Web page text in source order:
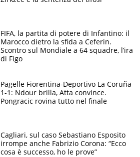
FIFA, la partita di potere di Infantino: il
Marocco dietro la sfida a Ceferin.
Scontro sul Mondiale a 64 squadre, l’ira
di Figo
Pagelle Fiorentina-Deportivo La Coruña
1-1: Ndour brilla, Atta convince.
Pongracic rovina tutto nel finale
Cagliari, sul caso Sebastiano Esposito
irrompe anche Fabrizio Corona: “Ecco
cosa è successo, ho le prove”